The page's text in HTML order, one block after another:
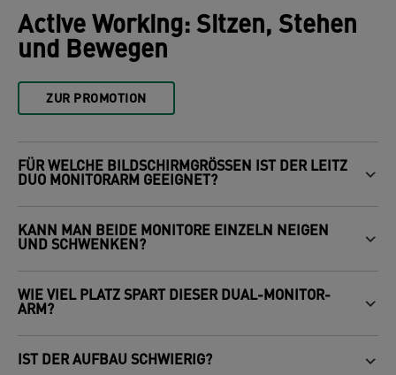
Active Working: Sitzen, Stehen
und Bewegen
ZUR PROMOTION
FÜR WELCHE BILDSCHIRMGRÖSSEN IST DER LEITZ D
UO MONITORARM GEEIGNET?
KANN MAN BEIDE MONITORE EINZELN NEIGEN
UND SCHWENKEN?
WIE VIEL PLATZ SPART DIESER DUAL-MONITOR-
ARM?
IST DER AUFBAU SCHWIERIG?